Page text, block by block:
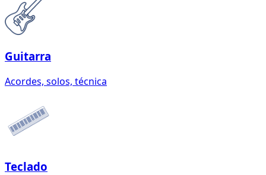
Guitarra
Acordes, solos, técnica
Teclado